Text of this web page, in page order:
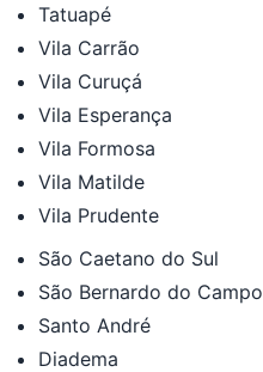
Tatuapé
Vila Carrão
Vila Curuçá
Vila Esperança
Vila Formosa
Vila Matilde
Vila Prudente
São Caetano do Sul
São Bernardo do Campo
Santo André
Diadema